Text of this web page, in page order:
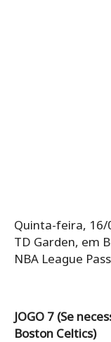
Quinta-feira, 16/
TD Garden, em
NBA League
JOGO 7 (Se
Boston Celtics)